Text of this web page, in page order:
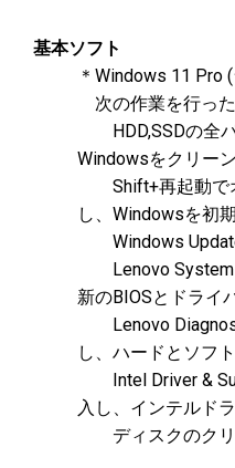
基本ソフト
＊Windows 11 Pro
次の作業を行っ
HDD,SSDの全パ
Windowsをクリー
Shift+再起動で
し、Windowsを初
Windows
Lenovo System
新のBIOSとドライ
Lenovo
し、ハードとソフ
Intel Driver &
入し、インテルド
ディスクのクリ